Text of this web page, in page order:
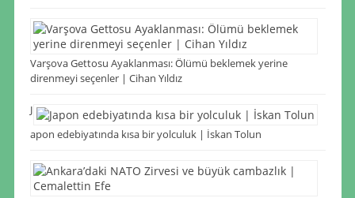
Varşova Gettosu Ayaklanması: Ölümü beklemek yerine
direnmeyi seçenler | Cihan Yıldız
J
apon edebiyatında kısa bir yolculuk | İskan Tolun